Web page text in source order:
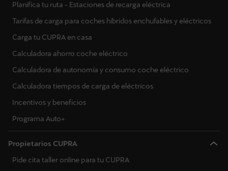
Planifica tu ruta - Estaciones de recarga eléctrica
Tarifas de carga para coches híbridos enchufables y eléctricos
Carga tu CUPRA en casa
Calculadora ahorro coche eléctrico
Calculadora de autonomía y consumo coche eléctrico
Calculadora tiempos de carga de eléctricos
Incentivos y beneficios
Programa Auto+
Propietarios CUPRA
Pide cita taller online para tu CUPRA